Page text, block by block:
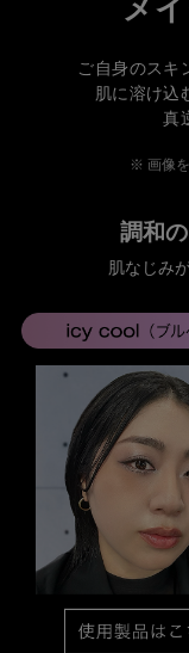
メ
ご自身のスキ
肌に溶け込
真
画像
調和
肌なじみ